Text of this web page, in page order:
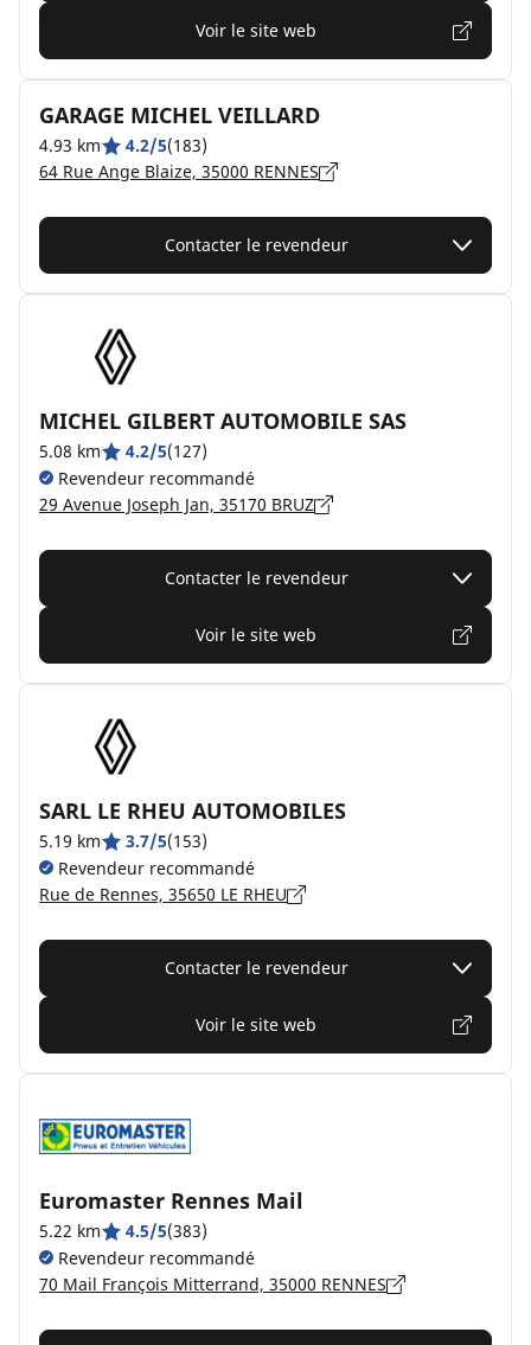
Voir le site web
GARAGE MICHEL VEILLARD
4.93 km 4.2/5(183)
64 Rue Ange Blaize, 35000 RENNES
Contacter le revendeur
MICHEL GILBERT AUTOMOBILE SAS
5.08 km 4.2/5(127)
Revendeur recommandé
29 Avenue Joseph Jan, 35170 BRUZ
Contacter le revendeur
Voir le site web
SARL LE RHEU AUTOMOBILES
5.19 km 3.7/5(153)
Revendeur recommandé
Rue de Rennes, 35650 LE RHEU
Contacter le revendeur
Voir le site web
Euromaster Rennes Mail
5.22 km 4.5/5(383)
Revendeur recommandé
70 Mail François Mitterrand, 35000 RENNES